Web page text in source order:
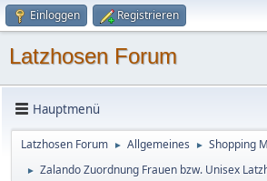
Einloggen Registrieren
Latzhosen Forum
Hauptmenü
Latzhosen Forum ► Allgemeines ► Shopping
► Zalando Zuordnung Frauen bzw. Unisex